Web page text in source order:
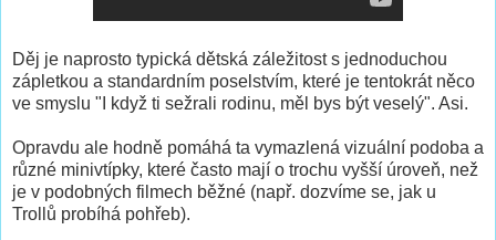
Děj je naprosto typická dětská záležitost s jednoduchou
zápletkou a standardním poselstvím, které je tentokrát něco
ve smyslu "I když ti sežrali rodinu, měl bys být veselý". Asi.
Opravdu ale hodně pomáhá ta vymazlená vizuální podoba a
různé minivtípky, které často mají o trochu vyšší úroveň, než
je v podobných filmech běžné (např. dozvíme se, jak u
Trollů probíhá pohřeb).